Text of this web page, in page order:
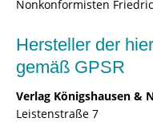
Nonkonformisten
Hersteller der
gemäß GPSR
Verlag Königshausen &
Leistenstraße 7